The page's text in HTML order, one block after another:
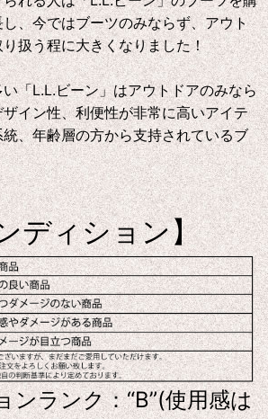
、今ではブーツのみならず、アウト
扱う程に大きくなりました！
「L.L.ビーン」はアウトドアのみなら
イン性、利便性が非常に高いアイテ
、年齢層の方から支持されているブ
ディション】
ンランク：“B”(使用感は